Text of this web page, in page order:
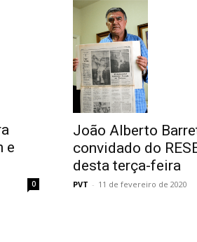
e
0
João Alberto
convidado do
desta terça-feira
PVT - 11 de fevereiro de 2020